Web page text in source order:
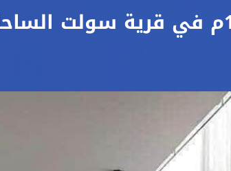
تاون هاوس للبيع 165م في قرية